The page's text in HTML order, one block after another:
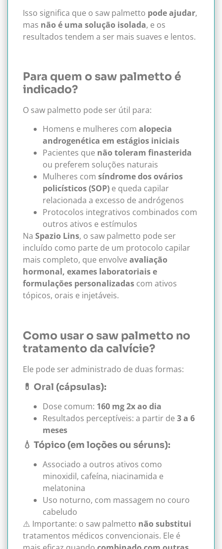
Isso significa que o saw palmetto pode ajudar,
mas não é uma solução isolada, e os
resultados tendem a ser mais suaves e lentos.
Para quem o saw palmetto é
indicado?
O saw palmetto pode ser útil para:
Homens e mulheres com alopecia
androgenética em estágios iniciais
Pacientes que não toleram finasterida
ou preferem soluções naturais
Mulheres com síndrome dos ovários
policísticos (SOP) e queda capilar
relacionada a excesso de andrógenos
Protocolos integrativos combinados com
outros ativos e estímulos
Na Spazio Lins, o saw palmetto pode ser
incluído como parte de um protocolo capilar
mais completo, que envolve avaliação
hormonal, exames laboratoriais e
formulações personalizadas com ativos
tópicos, orais e injetáveis.
Como usar o saw palmetto no
tratamento da calvície?
Ele pode ser administrado de duas formas:
💊 Oral (cápsulas):
Dose comum: 160 mg 2x ao dia
Resultados perceptíveis: a partir de 3 a 6
meses
💧 Tópico (em loções ou séruns):
Associado a outros ativos como
minoxidil, cafeína, niacinamida e
melatonina
Uso noturno, com massagem no couro
cabeludo
⚠️ Importante: o saw palmetto não substitui
tratamentos médicos convencionais. Ele é